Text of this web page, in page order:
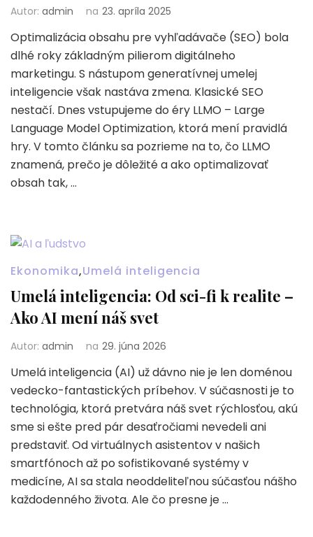
Autor: admin na 23. apríla 2025
Optimalizácia obsahu pre vyhľadávače (SEO) bola
dlhé roky základným pilierom digitálneho
marketingu. S nástupom generatívnej umelej
inteligencie však nastáva zmena. Klasické SEO
nestačí. Dnes vstupujeme do éry LLMO – Large
Language Model Optimization, ktorá mení pravidlá
hry. V tomto článku sa pozrieme na to, čo LLMO
znamená, prečo je dôležité a ako optimalizovať
obsah tak, …
Ekonomika,Umelá inteligencia
Umelá inteligencia: Od sci-fi k realite –
Ako AI mení náš svet
Autor: admin na 29. júna 2026
Umelá inteligencia (AI) už dávno nie je len doménou
vedecko-fantastických príbehov. V súčasnosti je to
technológia, ktorá pretvára náš svet rýchlosťou, akú
sme si ešte pred pár desaťročiami nevedeli ani
predstaviť. Od virtuálnych asistentov v našich
smartfónoch až po sofistikované systémy v
medicíne, AI sa stala neoddeliteľnou súčasťou nášho
každodenného života. Ale čo presne je …